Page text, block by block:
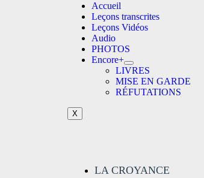
Accueil
Leçons transcrites
Leçons Vidéos​
Audio
PHOTOS
Encore+
LIVRES
MISE EN GARDE
RÉFUTATIONS
X
LA CROYANCE